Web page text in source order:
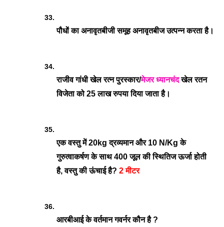
पौधों का अनावृतबीजी समूह अनावृतबीज उत्पन्न करता है।
राजीव गांधी खेल रत्न पुरस्कार/मेजर ध्यानचंद खेल रतन
विजेता को 25 लाख रुपया दिया जाता है।
एक वस्तु में 20kg द्रव्यमान और 10 N/Kg के
गुरुत्वाकर्षण के साथ 400 जूल की स्थितिज ऊर्जा होती
है, वस्तु की ऊंचाई है? 2 मीटर
आरबीआई के वर्तमान गवर्नर कौन है ?